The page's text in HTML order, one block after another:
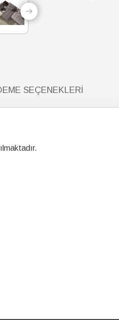
SEÇENEKLERI